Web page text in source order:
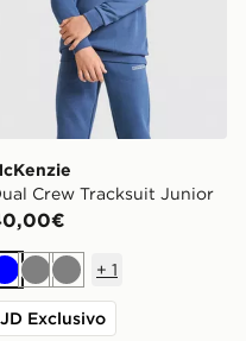
Crew Tracksuit Junior
BluGrigioGrigio
+ 1
JD Exclusivo